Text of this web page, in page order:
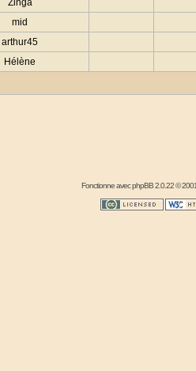
Zinga
mid
arthur45
Hélène
Fonctionne avecphpBB2.0.22 ©